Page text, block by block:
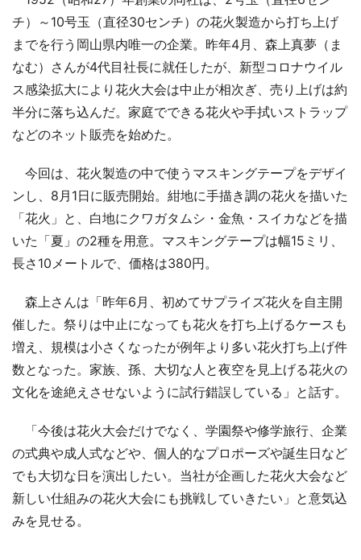
チ）～10号玉（直径30センチ）の花火製造から打ち上げ
までを行う岡山県内唯一の企業。昨年4月、森上真夢（ま
なむ）さんが4代目社長に就任したが、新型コロナウイル
ス感染拡大により花火大会は中止が相次ぎ、売り上げは約
半分に落ち込んだ。家庭でできる花火や手拭いストラップ
などのネット販売を始めた。
今回は、花火製造の中で使うマスキングテープをデザイ
ンし、8月1日に販売開始。紺地に手描き調の花火を描いた
「花火」と、白地にクワガタムシ・金魚・スイカなどを描
いた「夏」の2種を用意。マスキングテープは幅15ミリ、
長さ10メートルで、価格は380円。
森上さんは「昨年6月、初めてサプライズ花火を自主開
催した。祭りは中止になっても花火を打ち上げるケースも
増え、規模は小さくなったが例年より多い花火打ち上げ件
数となった。家族、孫、大切な人と夜空を見上げる花火の
文化を途絶えさせないように試行錯誤している」と話す。
「今後は花火大会だけでなく、学園祭や修学旅行、企業
の式典や成人式などや、個人的なプロポーズや誕生日など
でも大切な日を演出したい。当社が企画した花火大会など
新しい仕組みの花火大会にも挑戦していきたい」と意気込
みを見せる。